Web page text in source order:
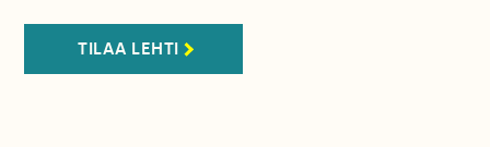
TILAA LEHTI